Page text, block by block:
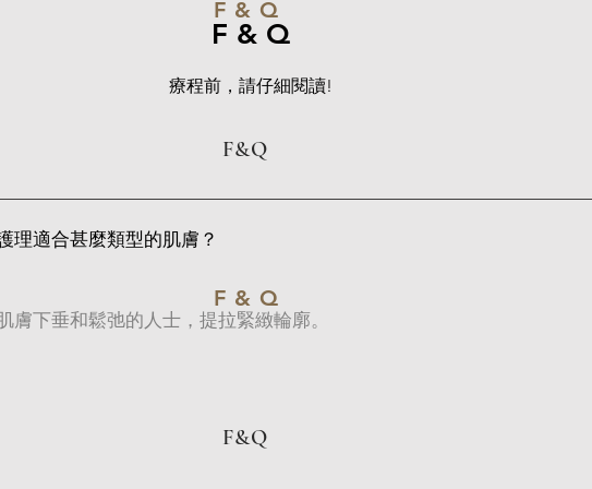
F & Q
療程前，請仔細閱讀!
F & Q
F&Q
理適合甚麼類型的肌膚？
膚下垂和鬆弛的人士，提拉緊緻輪廓。
F & Q
F&Q